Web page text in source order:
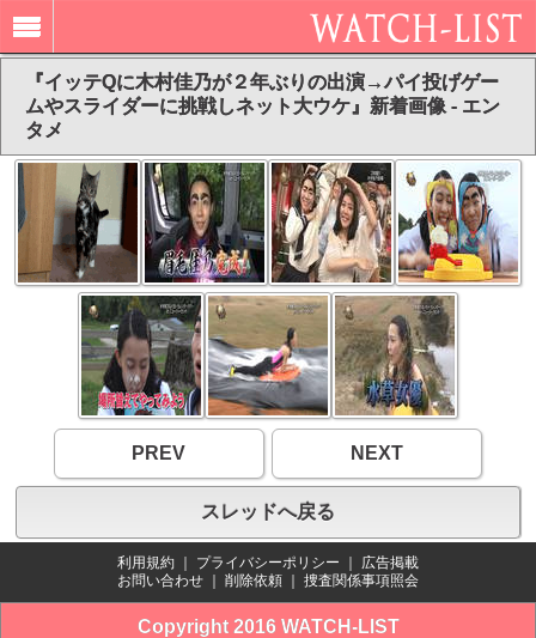
『イッテQに木村佳乃が２年ぶりの出演→パイ投げゲー
ムやスライダーに挑戦しネット大ウケ』新着画像 - エン
タメ
PREV NEXT
スレッドへ戻る
利用規約 プライバシーポリシー
広告掲載
お問い合わせ
削除依頼 捜査関係事項照会
Copyright 2016 WATCH-LIST